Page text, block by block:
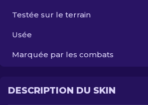
Testée sur le terrain
Usée
Marquée par les combats
DESCRIPTION DU SKIN